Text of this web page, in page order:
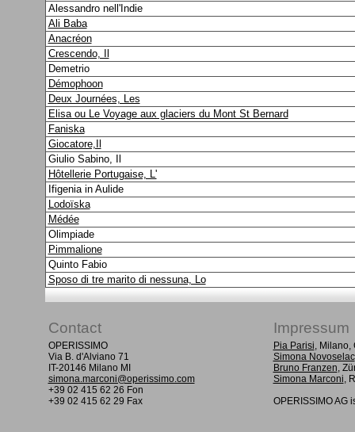
Alessandro nell'Indie
Ali Baba
Anacréon
Crescendo, Il
Demetrio
Démophoon
Deux Journées, Les
Elisa ou Le Voyage aux glaciers du Mont St Bernard
Faniska
Giocatore,Il
Giulio Sabino, Il
Hôtellerie Portugaise, L'
Ifigenia in Aulide
Lodoïska
Médée
Olimpiade
Pimmalione
Quinto Fabio
Sposo di tre marito di nessuna, Lo
Contact Impressum
OPERISSIMO
Via B. d'Alviano 71
IT-20146 Milano MI
simona.marconi@operissimo.com
+39 02 415 62 26 Fon
+39 02 415 62 29 Fax
Pia Parisi, Milano,
Simona Novoselac
Bruno Franzen,
Simona Marconi,
OPERISSIMO AG